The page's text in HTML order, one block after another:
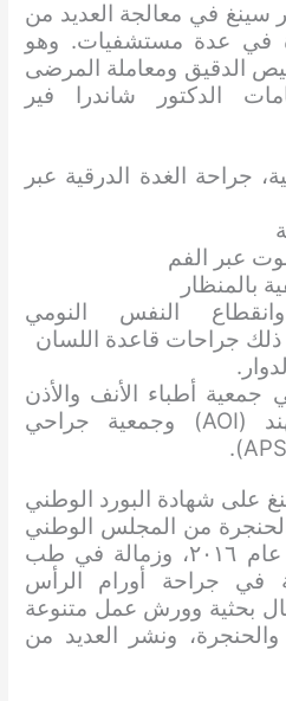
سينغ في معالجة العديد من
في عدة مستشفيات. وهو
الدقيق ومعاملة المرضى
الدكتور شاندرا فير
جراحة الغدة الدرقية عبر
عبر الفم
بالمنظار
النفس النومي
ذلك جراحات قاعدة اللسان
أطباء الأنف والأذن
والحنجرة في الهند (AOI) وجمعية جراحي
على شهادة البورد الوطني
من المجلس الوطني
للامتحانات في نيودلهي عام ٢٠١٦، وزمالة في طب
في جراحة أورام الرأس
بحثية وورش عمل متنوعة
ونشر العديد من